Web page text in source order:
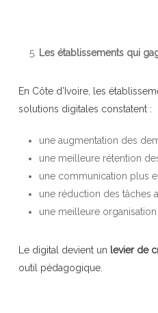
Les établissements qui
En Côte d’Ivoire, les
solutions digitales constatent :
une augmentation des
une meilleure rétention
une communication plus
une réduction des tâches
une meilleure organisation
Le digital devient un levier de
outil pédagogique.